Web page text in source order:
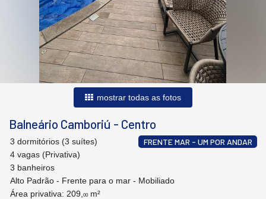
mostrar todas as fotos
Balneário Camboriú - Centro
FRENTE MAR - UM POR ANDAR
3 dormitórios (3 suítes)
4 vagas (Privativa)
3 banheiros
Alto Padrão - Frente para o mar - Mobiliado
Área privativa: 209, 00 m²